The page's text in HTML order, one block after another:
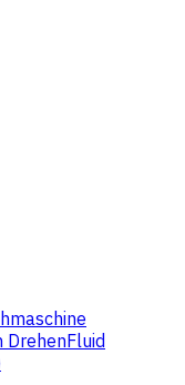
DrehenFluid